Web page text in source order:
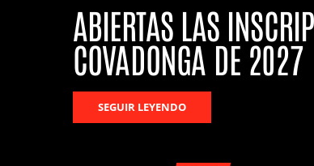
ABIERTAS LAS
COVADONGA DE 2027
SEGUIR LEYENDO